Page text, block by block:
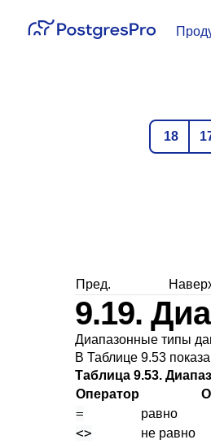
18
Пред.
9.19.
Диапазонные типы
В Таблице 9.53
Таблица 9.53.
Оператор
= равно
<>
не равно